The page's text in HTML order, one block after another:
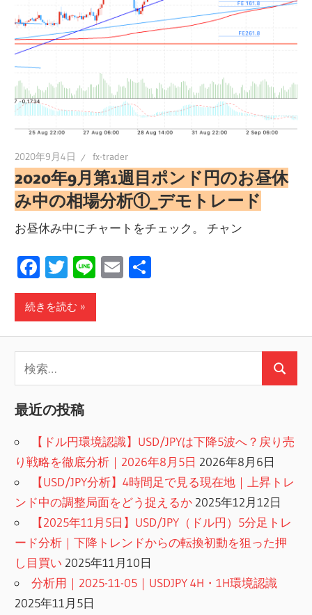
2020年9月4日 fx-trader
2020年9月第1週目ポンド円のお昼休
み中の相場分析①_デモトレード
お昼休み中にチャートをチェック。 チャン
Facebook
Twitter
LineEmail
続きを読む
索:
検
最近の投稿
【ドル円環境認識】USD/JPYは下降5波へ？戻り売
り戦略を徹底分析｜2026年8月5日 2026年8月6日
【USD/JPY分析】4時間足で見る現在地｜上昇トレ
ンド中の調整局面をどう捉えるか 2025年12月12日
【2025年11月5日】USD/JPY（ドル円）5分足トレ
ード分析｜下降トレンドからの転換初動を狙った押
し目買い 2025年11月10日
分析用｜2025-11-05｜USDJPY 4H・1H環境認識
2025年11月5日